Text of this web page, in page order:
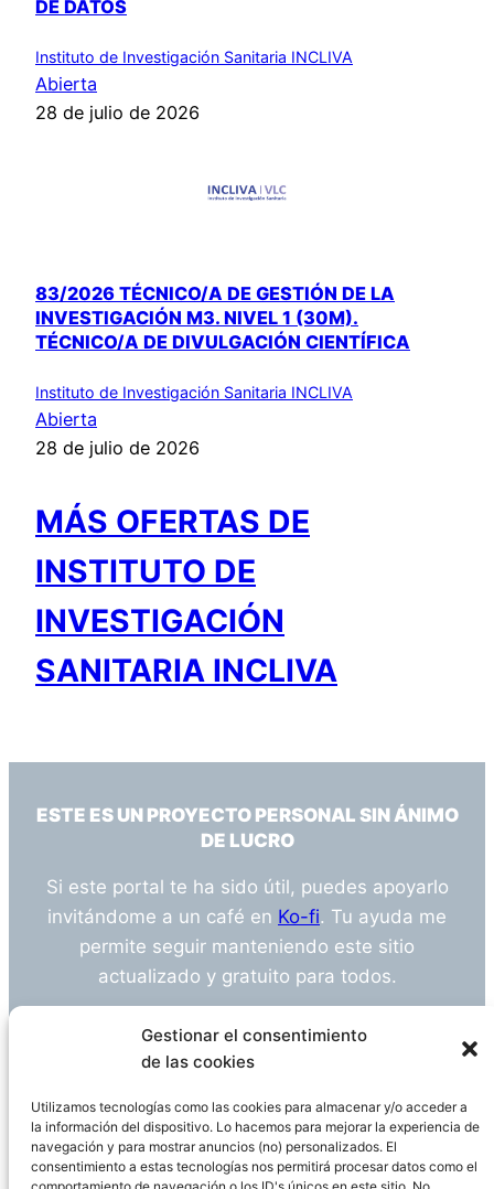
Gestionar el consentimiento
de las cookies
Utilizamos tecnologías como las cookies para almacenar y/o acceder a
la información del dispositivo. Lo hacemos para mejorar la experiencia de
navegación y para mostrar anuncios (no) personalizados. El
consentimiento a estas tecnologías nos permitirá procesar datos como el
DE DATOS
Instituto de Investigación Sanitaria INCLIVA
Abierta
28 de julio de 2026
83/2026 TÉCNICO/A DE GESTIÓN DE LA
INVESTIGACIÓN M3. NIVEL 1 (30M).
TÉCNICO/A DE DIVULGACIÓN CIENTÍFICA
Instituto de Investigación Sanitaria INCLIVA
Abierta
28 de julio de 2026
MÁS OFERTAS DE
INSTITUTO DE
INVESTIGACIÓN
SANITARIA INCLIVA
ESTE ES UN PROYECTO PERSONAL SIN ÁNIMO
DE LUCRO
Si este portal te ha sido útil, puedes apoyarlo
invitándome a un café en Ko-fi. Tu ayuda me
permite seguir manteniendo este sitio
actualizado y gratuito para todos.
¿Tienes alguna duda o sugerencia? Escríbeme
info@empleosanitarioinvestigacion.es
Descargo de Responsabilidad